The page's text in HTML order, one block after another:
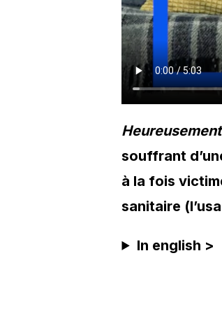
souffrant
à la fois
sanitaire
In english >